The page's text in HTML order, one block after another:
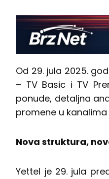
Od 29. jula 2025.
– TV Basic i TV
ponude, detaljna
promene u
Nova struktura,
Yettel je 29. jula